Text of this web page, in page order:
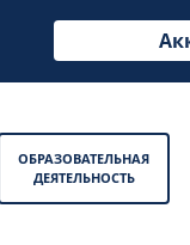
ОБРАЗОВАТЕЛЬНАЯ
ДЕЯТЕЛЬНОСТЬ